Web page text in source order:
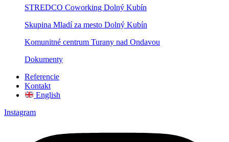
STREDCO Coworking Dolný Kubín
Skupina Mladí za mesto Dolný Kubín
Komunitné centrum Turany nad Ondavou
Dokumenty
Referencie
Kontakt
English
Instagram